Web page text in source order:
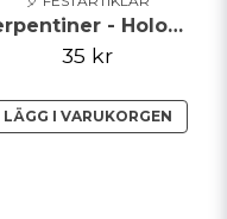
Serpentiner - Holographic - Röd
35 kr
LÄGG I VARUKORGEN